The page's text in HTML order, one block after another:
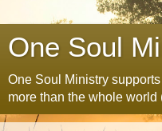
One Soul
One Soul Ministry
more than the whole world